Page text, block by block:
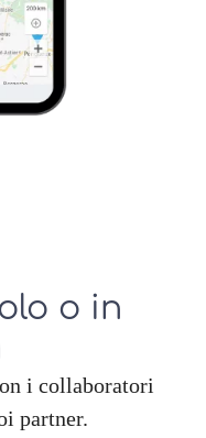
o in
i collaboratori
partner.